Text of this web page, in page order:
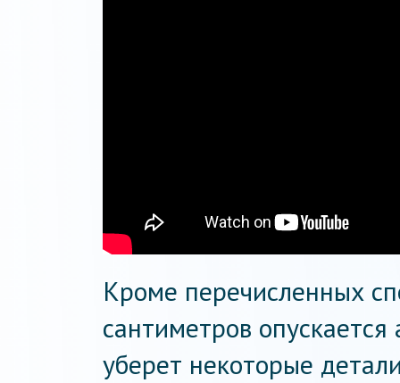
Кроме перечисленных
сантиметров
уберет некоторые